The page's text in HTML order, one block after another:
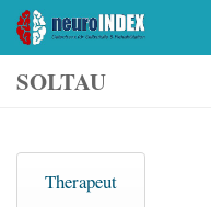
Skip to content
SOLTAU
Therapeut